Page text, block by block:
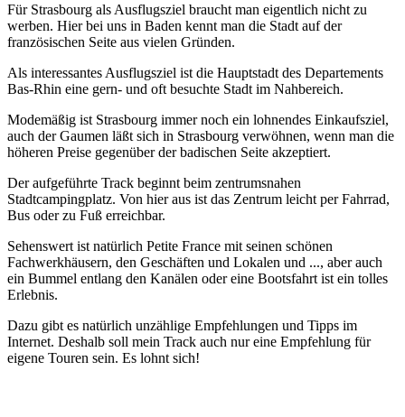
Für Strasbourg als Ausflugsziel braucht man eigentlich nicht zu
werben. Hier bei uns in Baden kennt man die Stadt auf der
französischen Seite aus vielen Gründen.
Als interessantes Ausflugsziel ist die Hauptstadt des Departements
Bas-Rhin eine gern- und oft besuchte Stadt im Nahbereich.
Modemäßig ist Strasbourg immer noch ein lohnendes Einkaufsziel,
auch der Gaumen läßt sich in Strasbourg verwöhnen, wenn man die
höheren Preise gegenüber der badischen Seite akzeptiert.
Der aufgeführte Track beginnt beim zentrumsnahen
Stadtcampingplatz. Von hier aus ist das Zentrum leicht per Fahrrad,
Bus oder zu Fuß erreichbar.
Sehenswert ist natürlich Petite France mit seinen schönen
Fachwerkhäusern, den Geschäften und Lokalen und ..., aber auch
ein Bummel entlang den Kanälen oder eine Bootsfahrt ist ein tolles
Erlebnis.
Dazu gibt es natürlich unzählige Empfehlungen und Tipps im
Internet. Deshalb soll mein Track auch nur eine Empfehlung für
eigene Touren sein. Es lohnt sich!